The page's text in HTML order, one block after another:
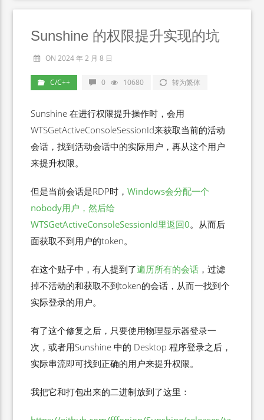
Sunshine 的权限提升实现的坑
ON 2024 年 2 月 8 日
C/C++ 0 10680 转为繁体
Sunshine 在进行权限提升操作时，会用
WTSGetActiveConsoleSessionId来获取当前的活动
会话，找到活动会话中的实际用户，再从这个用户
来提升权限。
但是当前会话是RDP时，Windows会分配一个
nobody用户，然后给
WTSGetActiveConsoleSessionId里返回0。从而后
面获取不到用户的token。
在这个贴子中，有人提到了遍历所有的会话 ，过滤
掉不活动的和获取不到token的会话，从而一找到个
实际登录的用户。
有了这个修复之后，只要使用物理显示器登录一
次，或者用Sunshine 中的 Desktop 程序登录之后，
实际串流即可找到正确的用户来提升权限。
我把它和打包出来的二进制放到了这里：